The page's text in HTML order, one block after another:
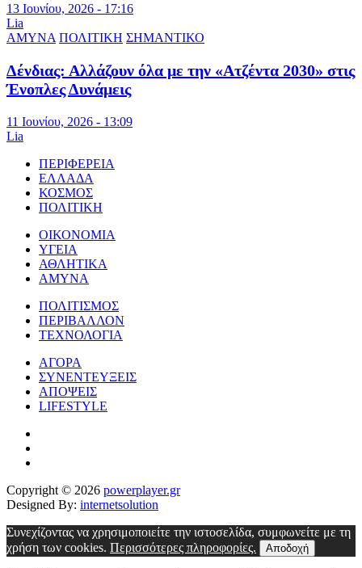
13 Ιουνίου, 2026 - 17:16
Lia
ΑΜΥΝΑ ΠΟΛΙΤΙΚΗ ΣΗΜΑΝΤΙΚΟ
Δένδιας: Αλλάζουν όλα με την «Ατζέντα 2030» στις
Ένοπλες Δυνάμεις
11 Ιουνίου, 2026 - 13:09
Lia
ΠΕΡΙΦΕΡΕΙΑ
ΕΛΛΑΔΑ
ΚΟΣΜΟΣ
ΠΟΛΙΤΙΚΗ
ΟΙΚΟΝΟΜΙΑ
ΥΓΕΙΑ
ΑΘΛΗΤΙΚΑ
ΑΜΥΝΑ
ΠΟΛΙΤΙΣΜΟΣ
ΠΕΡΙΒΑΛΛΟΝ
ΤΕΧΝΟΛΟΓΙΑ
ΑΓΟΡΑ
ΣΥΝΕΝΤΕΥΞΕΙΣ
ΑΠΟΨΕΙΣ
LIFESTYLE
Copyright © 2026 powerplayer.gr
Designed By: internetsolution
Συνεχίζοντας να χρησιμοποιείτε την ιστοσελίδα, συμφωνείτε με τη
χρήση των cookies. Περισσότερες πληροφορίες. Αποδοχή